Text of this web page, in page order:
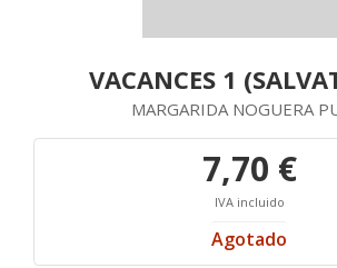
VACANCES 1
MARGARIDA NOGUERA
7,70 €
IVA incluido
Agotado